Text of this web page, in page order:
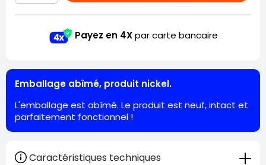
Payez en 4Xpar carte bancaire
Emballage abîmé, produit nickel.
L'emballage est abîmé. Le produit est neuf, intact et
parfaitement fonctionnel !
Caractéristiques techniques